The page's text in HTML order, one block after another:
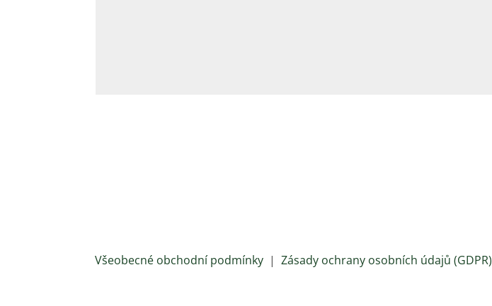
Všeobecné obchodní podmínky |Zásady ochrany osobních údajů (GDPR)